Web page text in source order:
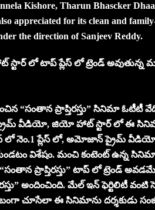
Kishore, Tharun Bhascker
appreciated for its clean and
the direction of Sanjeev Reddy.
లో టాప్ ప్లేస్ లో ట్రెండ్ అవుతున్న
“సంతాన ప్రాప్తిరస్తు” సినిమా ఓటీటీ
వీడియో, జియో హాట్ స్టార్ లో ఈ సినిమా
లో నెం.1 ప్లేస్ లో, అమోజాన్ ప్రైమ్
విశేషం. మంచి కంటెంట్ ఉన్న
ప్రాప్తిరస్తు” టాప్ లో ట్రెండ్
అందించింది. మేల్ ఇన్ ఫెర్టిలిటీ
చూసేలా ఈ సినిమాను దర్శకుడు